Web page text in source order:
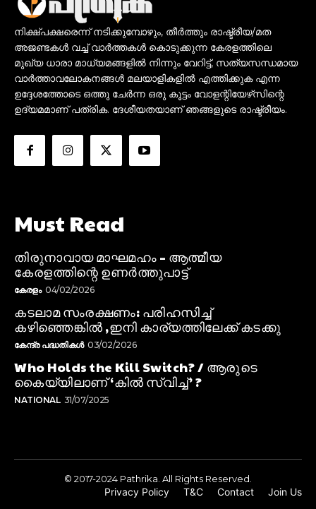
നിക്ഷ്പക്ഷരെന്ന് നടിക്കുമ്പോഴും, തീർത്തും രാഷ്ട്രീയ/മത
അജണ്ടകൾ വച്ച് വാർത്തകൾ കൊടുക്കുന്ന കേരളത്തിലെ
മുഖ്യ ധാരാ മാധ്യമങ്ങളിൽ നിന്നും വേറിട്ട്, സത്യസന്ധമായ
വാർത്താവലോകനങ്ങൾ മലയാളികളിൽ എത്തിക്കുക എന്ന
ഉദ്ദേശത്തോടെ ഒത്തു ചേർന്ന ഒരു കൂട്ടം വോളന്റിയേഴ്‌സിന്റെ
ഉദ്യമമാണ് പത്രിക. ദേശീയതയാണ് ഞങ്ങളുടെ രാഷ്ട്രീയം.
Must Read
തിരുനാവായ മാഘമഹം – ആത്മീയ
കേരളത്തിന്റെ ഉണർത്തുപാട്ട്
കേരളം 04/02/2026
കടലാമ സംരക്ഷണം: പരിഹസിച്ച്
കഴിഞ്ഞെങ്കിൽ ,ഇനി കാര്യത്തിലേക്ക് കടക്കു
കേന്ദ്ര പദ്ധതികൾ 03/02/2026
Who Holds the Kill Switch? / ആരുടെ
കൈയ്യിലാണ് ‘കിൽ സ്വിച്ച്’ ?
NATIONAL 31/07/2025
© 2017-2024 Pathrika. All Rights Reserved.
Privacy Policy T&C Contact Join Us